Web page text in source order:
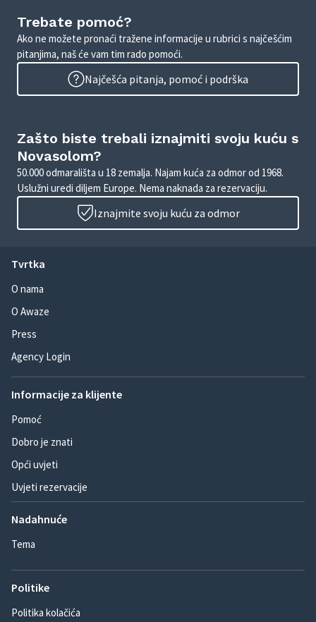
Trebate pomoć?
Ako ne možete pronaći tražene informacije u rubrici s najčešćim
pitanjima, naš će vam tim rado pomoći.
Najčešća pitanja, pomoć i podrška
Zašto biste trebali iznajmiti svoju kuću s
Novasolom?
50.000 odmarališta u 18 zemalja. Najam kuća za odmor od 1968.
Uslužni uredi diljem Europe. Nema naknada za rezervaciju.
Iznajmite svoju kuću za odmor
Tvrtka
O nama
O Awaze
Press
Agency Login
Informacije za klijente
Pomoć
Dobro je znati
Opći uvjeti
Uvjeti rezervacije
Nadahnuće
Tema
Politike
Politika kolačića